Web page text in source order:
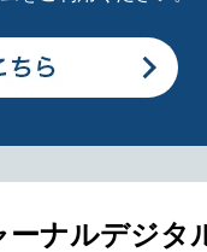
ーナルデジタ